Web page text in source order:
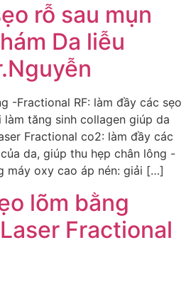
rỗ sau mụn
Da liễu
-Fractional RF: làm đầy các sẹo
tăng sinh collagen giúp da
Fractional co2: làm đầy các
da, giúp thu hẹp chân lông -
máy oxy cao áp nén: giải […]
lõm bằng
Fractional